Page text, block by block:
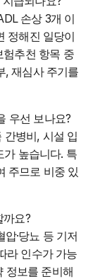
손상 3개 이
정해진 일당이
험추천 항목 중
, 재심사 주기를
우선 보나요?
간병비, 시설 입
가 높습니다. 특
주므로 비중 있
까요?
·당뇨 등 기저
라 인수가 가능
정보를 준비해